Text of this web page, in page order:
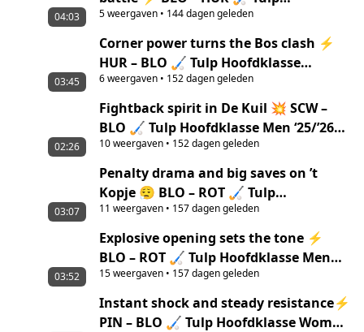
Hoofdklasse Men ‘25/’26 highlights
5weergaven• 144 dagen geleden
04:03
Corner power turns the Bos clash ⚡
HUR – BLO 🏑 Tulp Hoofdklasse
Women ‘25/’26 highlights
6weergaven• 152 dagen geleden
03:45
Fightback spirit in De Kuil 💥 SCW –
BLO 🏑 Tulp Hoofdklasse Men ‘25/’26
highlights
10weergaven• 152 dagen geleden
02:26
Penalty drama and big saves on ’t
Kopje 😮‍💨 BLO – ROT 🏑 Tulp
Hoofdklasse Women ‘25/’26 highlights
11 weergaven• 157 dagen geleden
03:07
Explosive opening sets the tone ⚡
BLO – ROT 🏑 Tulp Hoofdklasse Men
‘25/’26 highlights
15weergaven• 157 dagen geleden
03:52
Instant shock and steady resistance⚡
PIN – BLO 🏑 Tulp Hoofdklasse Women